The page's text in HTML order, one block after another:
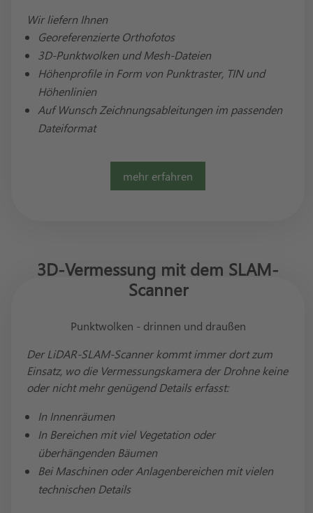
Wir liefern Ihnen
Georeferenzierte Orthofotos
3D-Punktwolken und Mesh-Dateien
Höhenprofile in Form von Punktraster, TIN und
Höhenlinien
Auf Wunsch Zeichnungsableitungen im passenden
Dateiformat
mehr erfahren
3D-Vermessung mit dem SLAM-
Scanner
Punktwolken - drinnen und draußen
Der LiDAR-SLAM-Scanner kommt immer dort zum
Einsatz, wo die Vermessungskamera der Drohne keine
oder nicht mehr genügend Details erfasst:
In Innenräumen
In Bereichen mit viel Vegetation oder
überhängenden Bäumen
Bei Maschinen oder Anlagenbereichen mit vielen
technischen Details